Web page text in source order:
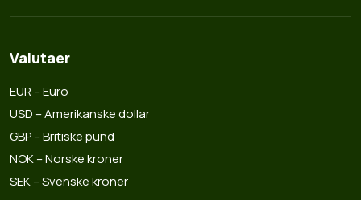
Valutaer
EUR – Euro
USD – Amerikanske dollar
GBP – Britiske pund
NOK – Norske kroner
SEK – Svenske kroner